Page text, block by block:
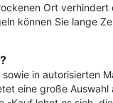
Ort verhindert
können Sie lange
in autorisierten
eine große